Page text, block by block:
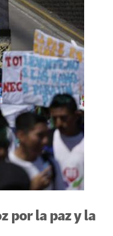
por la paz y la